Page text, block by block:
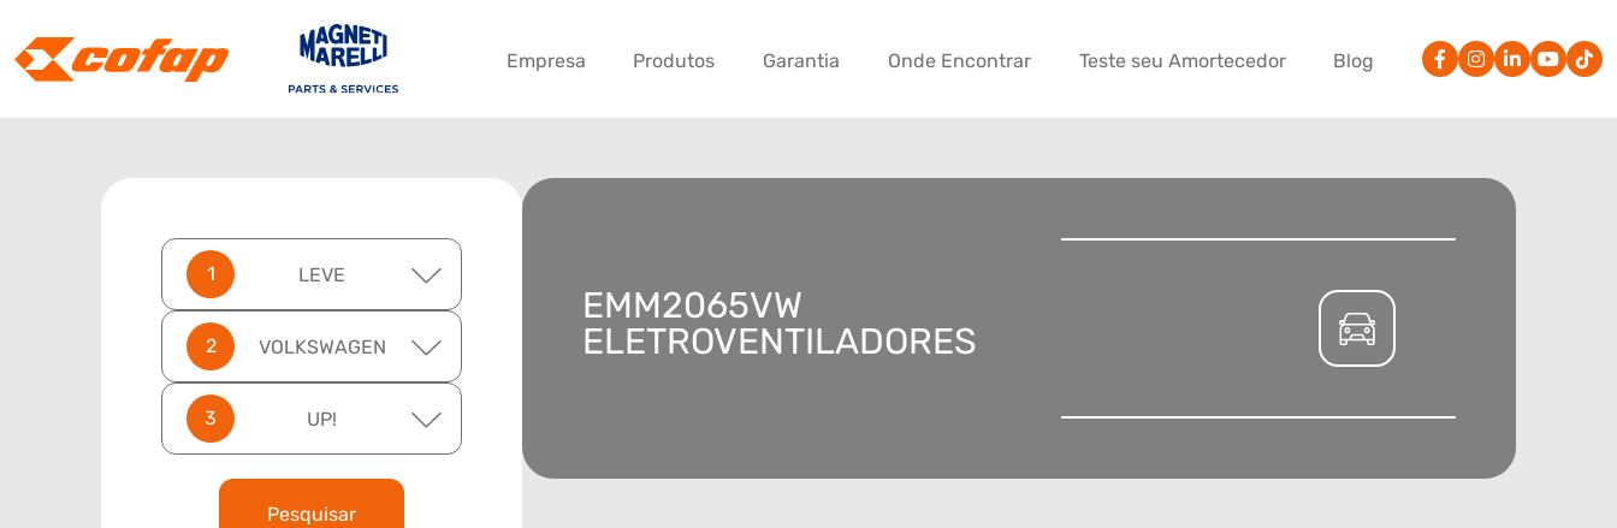
Empresa Produtos Garantia Onde Encontrar Teste seu Amortecedor Blog
LEVE
VOLKSWAGEN
UP!
Pesquisar
EMM2065VW
ELETROVENTILADORES